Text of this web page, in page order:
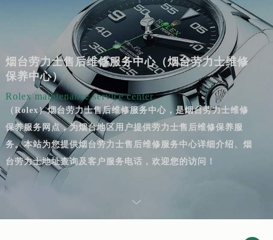
烟台劳力士售后维修服务中心（烟台劳力士维修
保养中心）
Rolex maintenance service center
（Rolex）烟台劳力士售后维修服务中心，是烟台劳力士维修
保养服务网点，为烟台地区用户提供劳力士售后维修保养服
务。本站为您提供烟台劳力士售后维修服务中心详细介绍、烟
台劳力士地址查询及客户服务电话，欢迎您的访问！